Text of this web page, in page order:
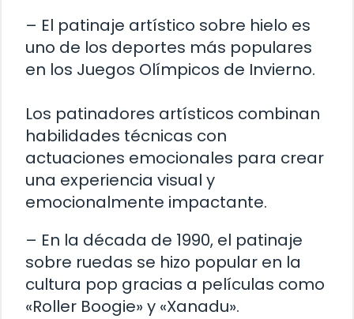
– El patinaje artístico sobre hielo es
uno de los deportes más populares
en los Juegos Olímpicos de Invierno.
Los patinadores artísticos combinan
habilidades técnicas con
actuaciones emocionales para crear
una experiencia visual y
emocionalmente impactante.
– En la década de 1990, el patinaje
sobre ruedas se hizo popular en la
cultura pop gracias a películas como
«Roller Boogie» y «Xanadu».